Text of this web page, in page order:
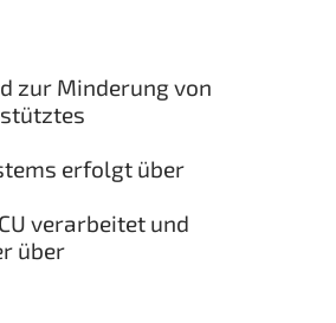
zur Minderung von
erfolgt über
verarbeitet und
über